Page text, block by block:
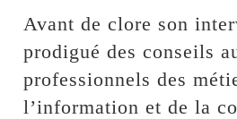
Avant de clore son
prodigué des conseils
professionnels des
l’information et de la